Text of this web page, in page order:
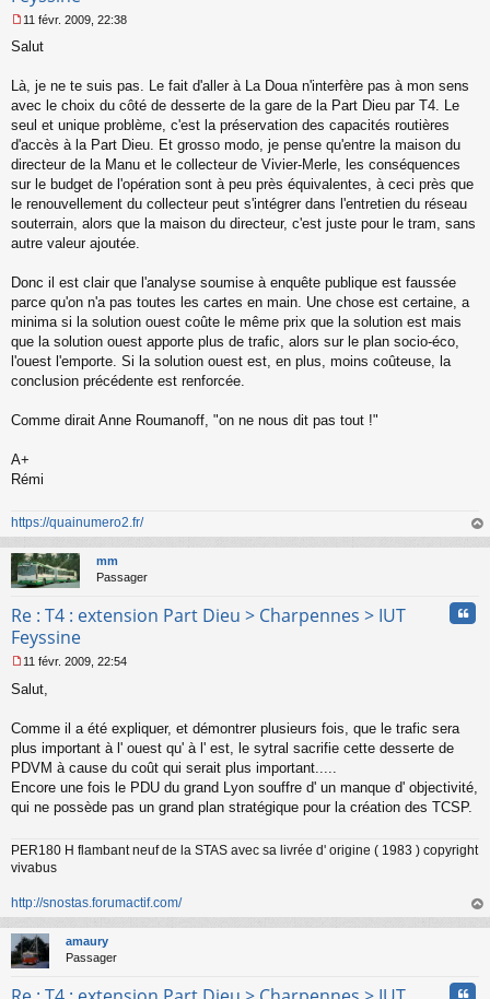
e
s
a
g
e
n
o
n
u
11 févr. 2009, 22:38
Salut
Là, je ne te suis pas. Le fait d'aller à La Doua n'interfère pas à mon sens
avec le choix du côté de desserte de la gare de la Part Dieu par T4. Le
seul et unique problème, c'est la préservation des capacités routières
d'accès à la Part Dieu. Et grosso modo, je pense qu'entre la maison du
directeur de la Manu et le collecteur de Vivier-Merle, les conséquences
sur le budget de l'opération sont à peu près équivalentes, à ceci près que
le renouvellement du collecteur peut s'intégrer dans l'entretien du réseau
souterrain, alors que la maison du directeur, c'est juste pour le tram, sans
autre valeur ajoutée.
Donc il est clair que l'analyse soumise à enquête publique est faussée
parce qu'on n'a pas toutes les cartes en main. Une chose est certaine, a
minima si la solution ouest coûte le même prix que la solution est mais
que la solution ouest apporte plus de trafic, alors sur le plan socio-éco,
l'ouest l'emporte. Si la solution ouest est, en plus, moins coûteuse, la
conclusion précédente est renforcée.
Comme dirait Anne Roumanoff, "on ne nous dit pas tout !"
A+
Rémi
https://quainumero2.fr/
au
mm
Passager
Re : T4 : extension Part Dieu > Charpennes > IUT
Feyssine
e
g
e
n
o
u
11 févr. 2009, 22:54
Salut,
Comme il a été expliquer, et démontrer plusieurs fois, que le trafic sera
plus important à l' ouest qu' à l' est, le sytral sacrifie cette desserte de
PDVM à cause du coût qui serait plus important.....
Encore une fois le PDU du grand Lyon souffre d' un manque d' objectivité,
qui ne possède pas un grand plan stratégique pour la création des TCSP.
PER180 H flambant neuf de la STAS avec sa livrée d' origine ( 1983 ) copyright
vivabus
http://snostas.forumactif.com/
au
amaury
Passager